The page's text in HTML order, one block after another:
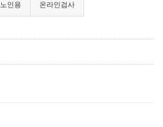
노인용 온라인검사